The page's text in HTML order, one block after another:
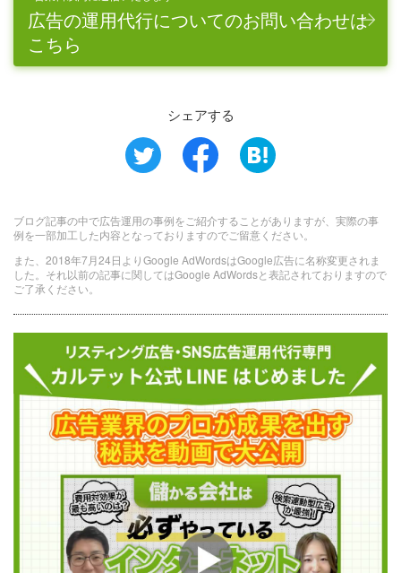
広告の運用代行についてのお問い合わせは
こちら
シェアする
ブログ記事の中で広告運用の事例をご紹介することがありますが、実際の事
例を一部加工した内容となっておりますのでご留意ください。
また、2018年7月24日よりGoogle AdWordsはGoogle広告に名称変更されま
した。それ以前の記事に関してはGoogle AdWordsと表記されておりますので
ご了承ください。